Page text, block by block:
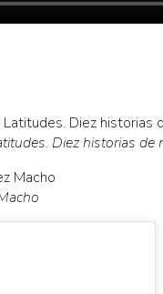
Diez historias de